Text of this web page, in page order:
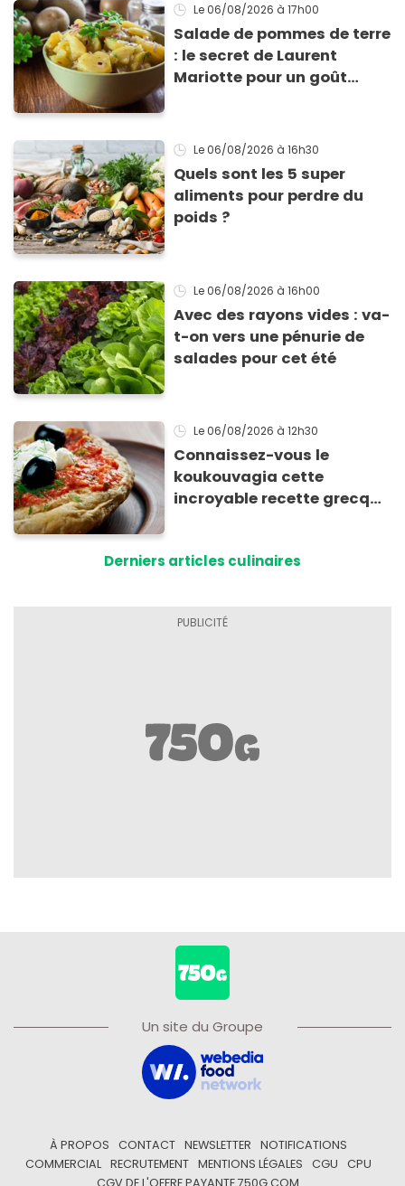
Le 06/08/2026 à 17h00
Salade de pommes de terre
: le secret de Laurent
Mariotte pour un goût
Le 06/08/2026 à 16h30
Quels sont les 5 super
aliments pour perdre du
poids ?
Le 06/08/2026 à 16h00
Avec des rayons vides : va-
t-on vers une pénurie de
salades pour cet été
Le 06/08/2026 à 12h30
Connaissez-vous le
koukouvagia cette
incroyable recette grecque
Derniers articles culinaires
Un site du Groupe
À PROPOS CONTACT NEWSLETTER
NOTIFICATIONS
COMMERCIAL
RECRUTEMENT MENTIONS LÉGALES CGU
CPU